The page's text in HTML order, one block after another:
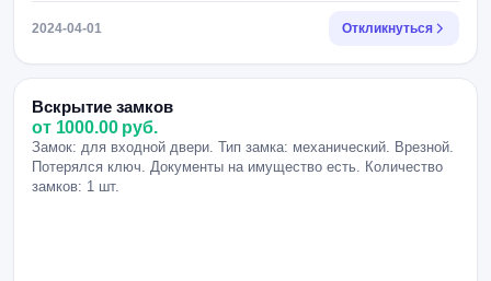
2024-04-01 Откликнуться
Вскрытие замков
от 1000.00 руб.
Замок: для входной двери. Тип замка: механический. Врезной.
Потерялся ключ. Документы на имущество есть. Количество
замков: 1 шт.